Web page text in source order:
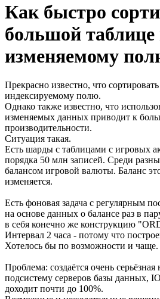
Как быстро
большой таблице
изменяемому
Прекрасно известно, что
индексируемому полю.
Однако также известно, что
изменяемых данных приводит к
производительности.
Ситуация такая.
Есть шарды с таблицами с игровых
порядка 50 млн записей. Среди
балансом игровой валюты. Баланс
изменяется.
Есть фоновая задача с регулярным
на основе данных о балансе раз в
в себя конечно же конструкцию
Интервал 2 часа - потому что
Хотелось бы по возможности и чаще.
Проблема: создаётся очень
подсистему серверов базы данных,
доходит почти до 100%.